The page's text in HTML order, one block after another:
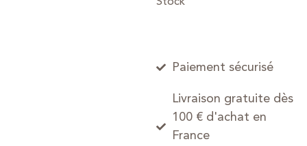
Paiement sécurisé
Livraison gratuite dès
100 € d'achat en
France